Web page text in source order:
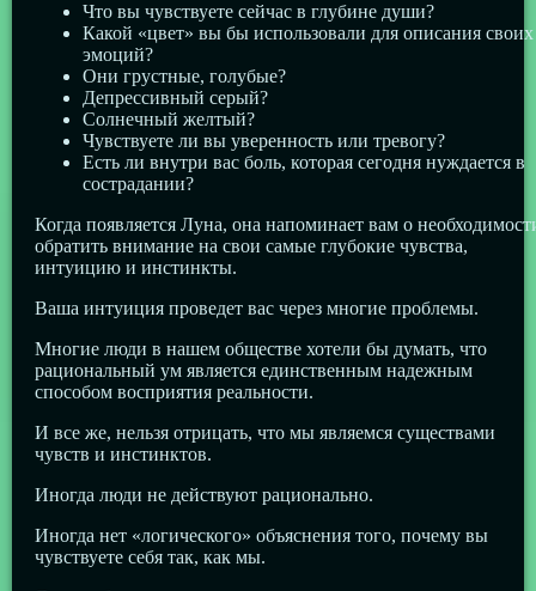
Что вы чувствуете сейчас в глубине души?
Какой «цвет» вы бы использовали для описания своих
эмоций?
Они грустные, голубые?
Депрессивный серый?
Солнечный желтый?
Чувствуете ли вы уверенность или тревогу?
Есть ли внутри вас боль, которая сегодня нуждается в
сострадании?
Когда появляется Луна, она напоминает вам о
обратить внимание на свои самые глубокие чувства,
интуицию и инстинкты.
Ваша интуиция проведет вас через многие проблемы.
Многие люди в нашем обществе хотели бы думать, что
рациональный ум является единственным надежным
способом восприятия реальности.
И все же, нельзя отрицать, что мы являемся существами
чувств и инстинктов.
Иногда люди не действуют рационально.
Иногда нет «логического» объяснения того, почему вы
чувствуете себя так, как мы.